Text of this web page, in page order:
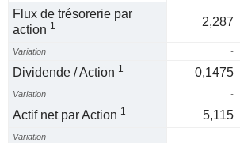
Flux de trésorerie par
action 1 2,287
Variation -
Dividende / Action 1 0,1475
Variation -
Actif net par Action 1 5,115
Variation -